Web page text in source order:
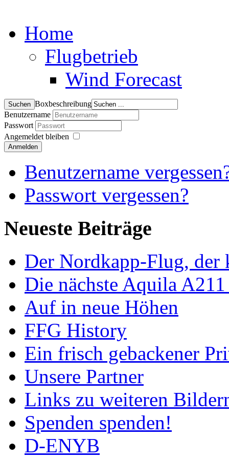
Home
Flugbetrieb
Wind Forecast
Boxbeschreibung
Benutzername
Passwort
Angemeldet bleiben
Anmelden
Benutzername
Passwort vergessen?
Neueste Beiträge
Der Nordkapp-Flug, der
Die nächste Aquila
Auf in neue Höhen
FFG History
Ein frisch gebackener
Unsere Partner
Links zu weiteren
Spenden spenden!
D-ENYB